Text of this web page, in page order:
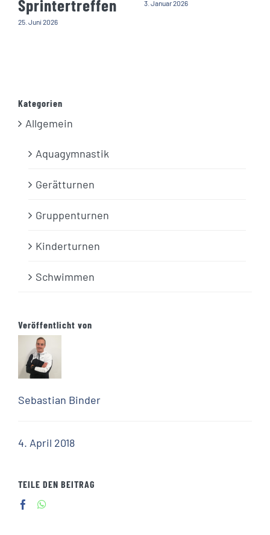
Sprintertreffen
25. Juni 2026
3. Januar 2026
Kategorien
Allgemein
Aquagymnastik
Gerätturnen
Gruppenturnen
Kinderturnen
Schwimmen
Veröffentlicht von
Sebastian Binder
4. April 2018
TEILE DEN BEITRAG